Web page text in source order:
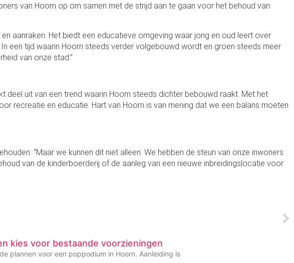
van Hoorn op om samen met de strijd aan te gaan voor het behoud van
aanraken. Het biedt een educatieve omgeving waar jong en oud leert over
een tijd waarin Hoorn steeds verder volgebouwd wordt en groen steeds meer
van onze stad.”
deel uit van een trend waarin Hoorn steeds dichter bebouwd raakt. Met het
recreatie en educatie. Hart van Hoorn is van mening dat we een balans moeten
“Maar we kunnen dit niet alleen. We hebben de steun van onze inwoners
van de kinderboerderij of de aanleg van een nieuwe inbreidingslocatie voor
kies voor bestaande voorzieningen
plannen voor een poppodium in Hoorn. Aanleiding is